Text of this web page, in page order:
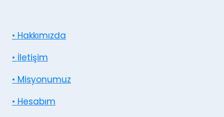
• Hakkımızda
• İletişim
• Misyonumuz
• Hesabım